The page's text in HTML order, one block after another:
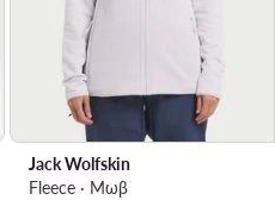
Jack Wolfskin
Fleece · Μωβ